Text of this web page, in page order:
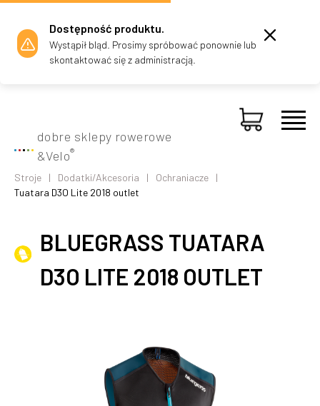
Dostępność produktu.
Wystąpił bląd. Prosimy spróbować ponownie lub
skontaktować się z administracją.
dobre sklepy rowerowe
&Velo®
Stroje Dodatki/Akcesoria
Ochraniacze
Tuatara D3O Lite 2018 outlet
BLUEGRASS TUATARA
D3O LITE 2018 OUTLET